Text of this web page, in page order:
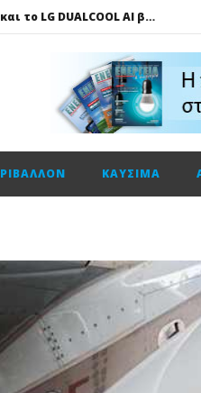
Πώς το LG AI Fresh και το LG DUALCOOL AI βοηθούν να επικεντρωνόμαστε στη φιλοξενία των καλεσμένων μας
Fourlis: Το profit warning και γιατί η Edison βλέπει το ποτήρι μισογεμάτο
HELLENiQ ENERGY: Αποτελέσματα β’ τριμήνου – α’ εξαμήνου 2026
Η Trade Estates ανακοινώνει τη συμφωνία για την απόκτηση ποσοστού 50% στο Sofia South Ring Mall
ΚΑΎΣΙΜΑ